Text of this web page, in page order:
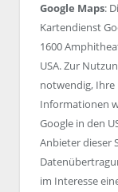
Google Maps:
Kartendienst
1600
USA. Zur
notwendig, Ihre
Informationen
Google in den
Anbieter dieser
im Interesse